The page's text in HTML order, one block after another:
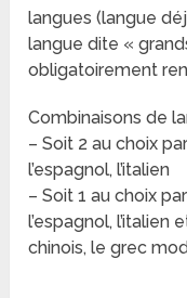
langues (langue
langue dite «
obligatoirement
Combinaisons de
– Soit 2 au choix
l’espagnol, l’italien
– Soit 1 au choix
l’espagnol, l’italien
chinois, le grec